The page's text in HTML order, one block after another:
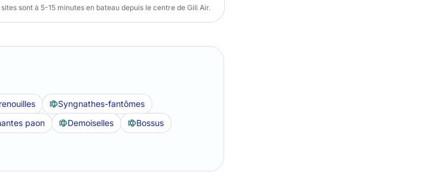
sont à 5-15 minutes en bateau depuis le centre de Gili Air.
Syngnathes-fantômes
paon Demoiselles
Bossus